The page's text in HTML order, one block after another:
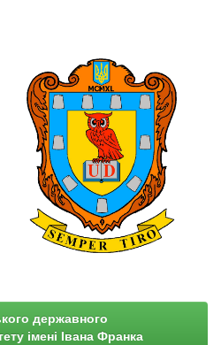
державного
імені Івана Франка